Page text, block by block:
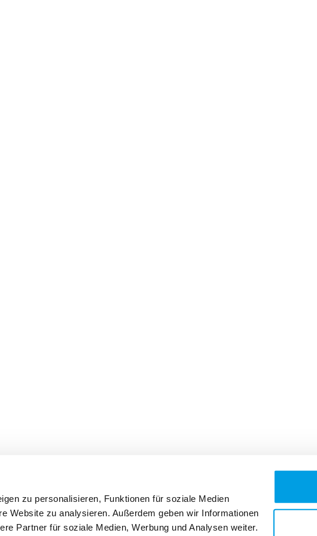
zu personalisieren, Funktionen für soziale Medien
Website zu analysieren. Außerdem geben wir Informationen
Partner für soziale Medien, Werbung und Analysen weiter.